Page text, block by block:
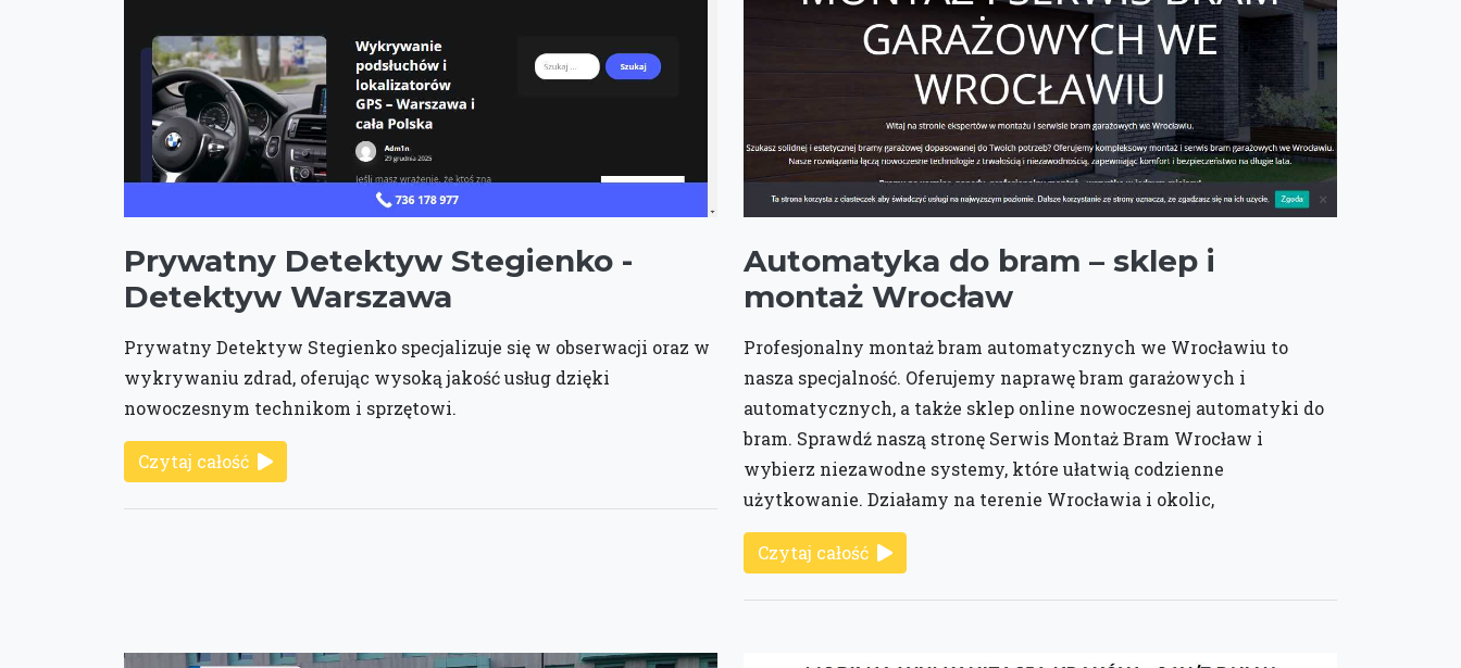
Prywatny Detektyw Stegienko -
Detektyw Warszawa
Prywatny Detektyw Stegienko specjalizuje się w obserwacji oraz w
wykrywaniu zdrad, oferując wysoką jakość usług dzięki
nowoczesnym technikom i sprzętowi.
Czytaj całość
Automatyka do bram – sklep i
montaż Wrocław
Profesjonalny montaż bram automatycznych we Wrocławiu to
nasza specjalność. Oferujemy naprawę bram garażowych i
automatycznych, a także sklep online nowoczesnej automatyki do
bram. Sprawdź naszą stronę Serwis Montaż Bram Wrocław i
wybierz niezawodne systemy, które ułatwią codzienne
użytkowanie. Działamy na terenie Wrocławia i okolic,
Czytaj całość